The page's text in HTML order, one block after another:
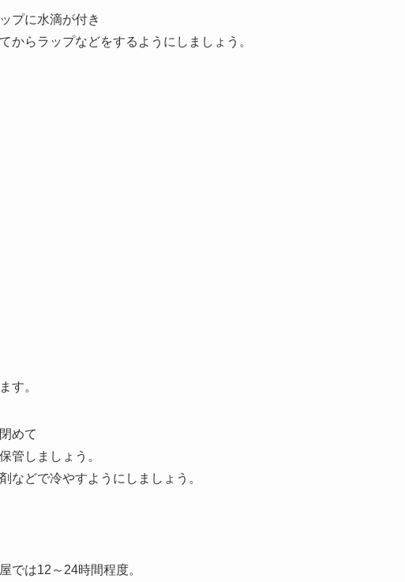
プに水滴が付き
からラップなどをするようにしましょう。
す。
めて
管しましょう。
などで冷やすようにしましょう。
では12～24時間程度。